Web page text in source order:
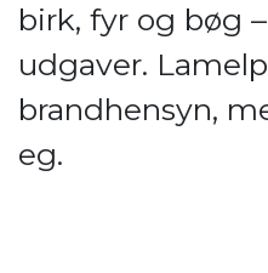
birk, fyr og bøg
udgaver.
brandhensyn,
eg.